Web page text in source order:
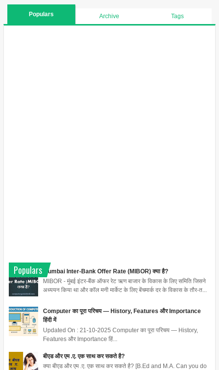
Populars Archive Tags
Populars
Mumbai Inter-Bank Offer Rate (MIBOR) क्या है?
MIBOR - मुंबई इंटर-बैंक ऑफर रेट ऋण बाजार के विकास के लिए समिति जिसने
अध्ययन किया था और कॉल मनी मार्केट के लिए बेंचमार्क दर के विकास के तौर-त...
Computer का पूरा परिचय — History, Features और Importance
हिंदी में
Updated On : 21-10-2025 Computer का पूरा परिचय — History,
Features और Importance हिं...
बीएड और एम .ए. एक साथ कर सकते है?
क्या बीएड और एम .ए. एक साथ कर सकते है? [B.Ed and M.A. Can you do